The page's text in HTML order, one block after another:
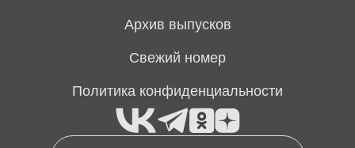
Архив выпусков
Свежий номер
Политика конфиденциальности